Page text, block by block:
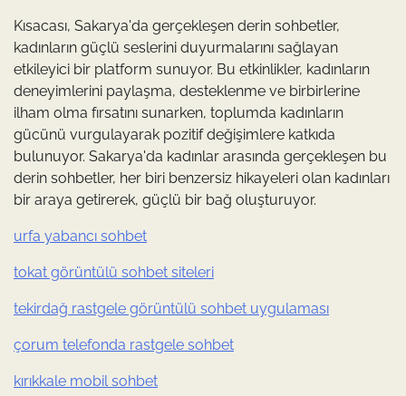
Kısacası, Sakarya'da gerçekleşen derin sohbetler,
kadınların güçlü seslerini duyurmalarını sağlayan
etkileyici bir platform sunuyor. Bu etkinlikler, kadınların
deneyimlerini paylaşma, desteklenme ve birbirlerine
ilham olma fırsatını sunarken, toplumda kadınların
gücünü vurgulayarak pozitif değişimlere katkıda
bulunuyor. Sakarya'da kadınlar arasında gerçekleşen bu
derin sohbetler, her biri benzersiz hikayeleri olan kadınları
bir araya getirerek, güçlü bir bağ oluşturuyor.
urfa yabancı sohbet
tokat görüntülü sohbet siteleri
tekirdağ rastgele görüntülü sohbet uygulaması
çorum telefonda rastgele sohbet
kırıkkale mobil sohbet